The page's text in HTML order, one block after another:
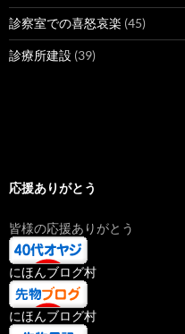
診察室での喜怒哀楽 (45)
診療所建設 (39)
応援ありがとう
皆様の応援ありがとう
にほんブログ村
にほんブログ村